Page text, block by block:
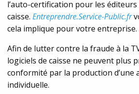
l’auto-certification pour les éditeurs
caisse. Entreprendre.Service-Public.fr
cela implique pour votre entreprise.
Afin de lutter contre la fraude à la
logiciels de caisse ne peuvent plus
conformité par la production d’une
individuelle.